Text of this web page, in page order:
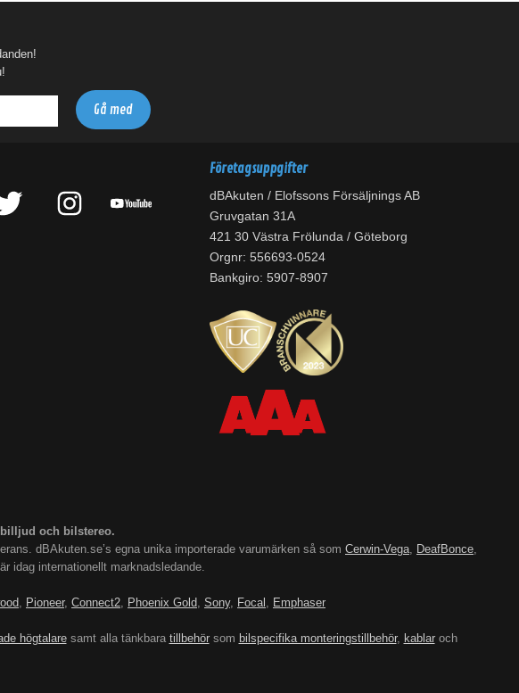
Företagsuppgifter
dBAkuten / Elofssons Försäljnings AB
Gruvgatan 31A
421 30 Västra Frölunda / Göteborg
Orgnr: 556693-0524
Bankgiro: 5907-8907
och bilstereo.
dBAkuten.se’s egna unika importerade varumärken så som Cerwin-Vega, DeafBonce,
är idag internationellt marknadsledande.
, Pioneer, Connect2, Phoenix Gold, Sony, Focal , Emphaser
högtalaresamt alla tänkbara tillbehörsom bilspecifika monteringstillbehör, kablaroch